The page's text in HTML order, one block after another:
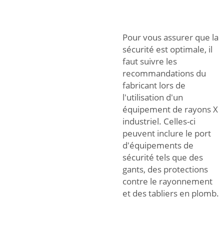
Pour vous assurer que la
sécurité est optimale, il
faut suivre les
recommandations du
fabricant lors de
l'utilisation d'un
équipement de rayons X
industriel. Celles-ci
peuvent inclure le port
d'équipements de
sécurité tels que des
gants, des protections
contre le rayonnement
et des tabliers en plomb.